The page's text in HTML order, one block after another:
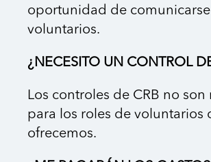
oportunidad de
voluntarios.
¿NECESITO UN CONTROL
Los controles de CRB no son
para los roles de voluntarios
ofrecemos.